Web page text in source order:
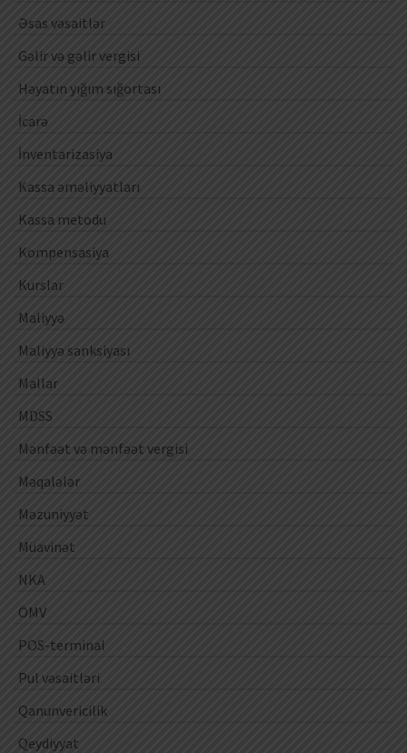
Əsas vəsaitlər
Gəlir və gəlir vergisi
Həyatın yığım sığortası
İcarə
İnventarizasiya
Kassa əməliyyatları
Kassa metodu
Kompensasiya
Kurslar
Maliyyə
Maliyyə sanksiyası
Mallar
MDSS
Mənfəət və mənfəət vergisi
Məqalələr
Məzuniyyət
Müavinət
NKA
ÖMV
POS-terminal
Pul vəsaitləri
Qanunvericilik
Qeydiyyat